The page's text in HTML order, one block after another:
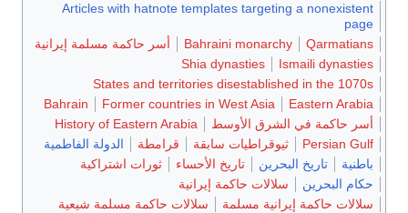
Articles with hatnote templates targeting a nonexistent
page
Qarmatians
Bahraini monarchy
أسر حاكمة مسلمة إيرانية
Ismaili dynasties
Shia dynasties
States and territories disestablished in the 1070s
Eastern Arabia
Former countries in West Asia
Bahrain
أسر حاكمة في الشرق الأوسط
History of Eastern Arabia
Persian Gulf
ثيوقراطيات سابقة قرامطة
الدولة الفاطمية
باطنية
تاريخ البحرين تاريخ الأحساء
ثورات اشتراكية
حكام البحرين
سلالات حاكمة إيرانية
سلالات حاكمة إيرانية مسلمة
سلالات حاكمة مسلمة شيعية